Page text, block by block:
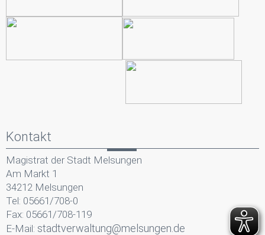
Kontakt
Magistrat der Stadt Melsungen
Am Markt 1
34212 Melsungen
Tel: 05661/708-0
Fax: 05661/708-119
E-Mail: stadtverwaltung@melsungen.de